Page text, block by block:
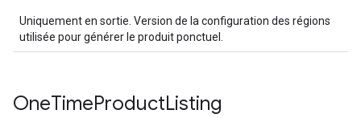
Uniquement en sortie. Version de la configuration des régions
utilisée pour générer le produit ponctuel.
OneTimeProductListing